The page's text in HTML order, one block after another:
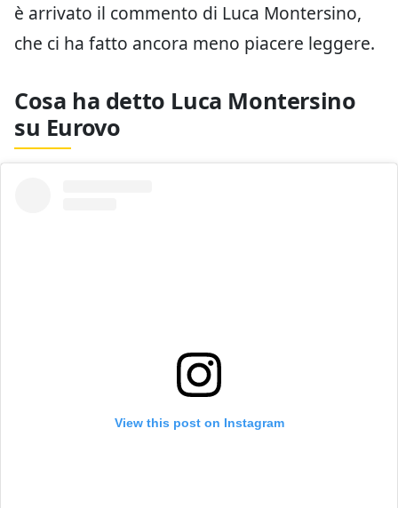
è arrivato il commento di Luca Montersino,
che ci ha fatto ancora meno piacere leggere.
Cosa ha detto Luca Montersino
su Eurovo
View this post on Instagram